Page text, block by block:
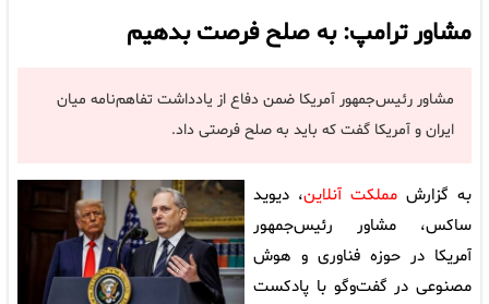
مشاور ترامپ: به صلح فرصت بدهیم
مشاور رئیس‌جمهور آمریکا ضمن دفاع از یادداشت تفاهم‌نامه میان
ایران و آمریکا گفت که باید به صلح فرصتی داد.
به گزارش مملکت آنلاین، دیوید
ساکس، مشاور رئیس‌جمهور
آمریکا در حوزه فناوری و هوش
مصنوعی در گفت‌وگو با پادکست